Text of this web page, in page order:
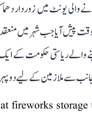
(21 اپریل) کو ایک پٹاخہ بنانے والی
اس وقت پیش آیا جب شہر میں
والے ریاستی حکومت کے
fireworks storage